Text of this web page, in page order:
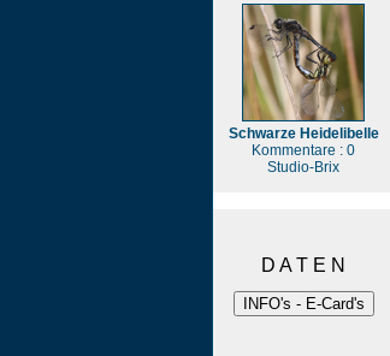
Schwarze Heidelibelle
Kommentare : 0
Studio-Brix
D A T E N